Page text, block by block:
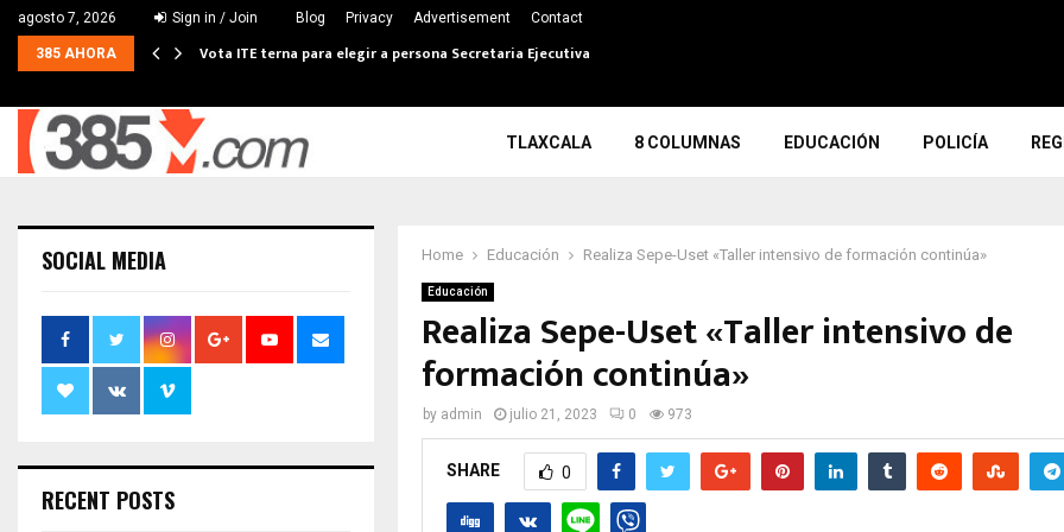
agosto 7, 2026 Sign in / Join Blog Privacy Advertisement Contact
385 AHORA Vota ITE terna para elegir a persona Secretaria Ejecutiva
TLAXCALA 8 COLUMNAS EDUCACIÓN POLICÍA
Home Educación Realiza Sepe-Uset «Taller intensivo de formación continúa»
Educación
Realiza Sepe-Uset «Taller intensivo de
formación continúa»
by admin julio 21, 2023 0 973
SHARE 0
SOCIAL MEDIA
RECENT POSTS